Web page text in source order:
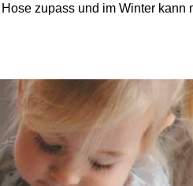
zupass und im Winter kann